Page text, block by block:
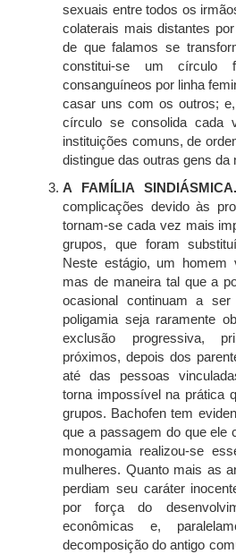
sexuais entre todos os
colaterais mais distantes
de que falamos se
constitui-se um círculo
consanguíneos por linha
casar uns com os outros;
círculo se consolida cada
instituições comuns, de
distingue das outras gens da
A FAMÍLIA SINDIÁSMICA.
complicações devido às
tornam-se cada vez mais
grupos, que foram
Neste estágio, um homem
mas de maneira tal que a
ocasional continuam a
poligamia seja raramente
exclusão progressiva,
próximos, depois dos
até das pessoas
torna impossível na prática
grupos. Bachofen tem
que a passagem do que ele
monogamia realizou-se
mulheres. Quanto mais as
perdiam seu caráter
por força do
econômicas e,
decomposição do antigo